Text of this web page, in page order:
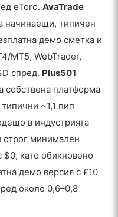
eToro.AvaTrade
начинаещи, типичен
демо сметка и
MT5, WebTrader,
спред. Plus501
собствена платформа
~1,1 пип
в индустрията
строг минимален
като обикновено
демо версия с £10
около 0,6–0,8